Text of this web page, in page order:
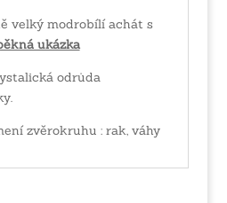
velký modrobílí achát s
ukázka
odrůda
zvěrokruhu : rak, váhy